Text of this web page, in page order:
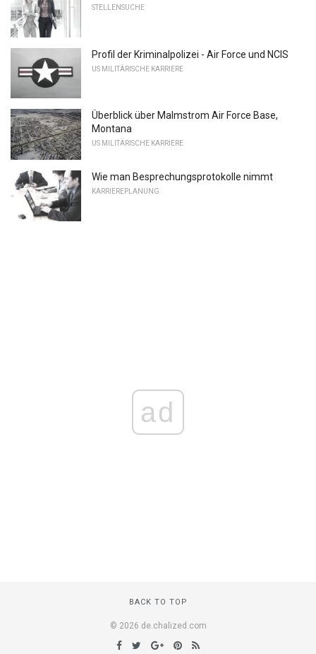
STELLENSUCHE
Profil der Kriminalpolizei - Air Force und NCIS
US MILITÄRISCHE KARRIERE
Überblick über Malmstrom Air Force Base,
Montana
US MILITÄRISCHE KARRIERE
Wie man Besprechungsprotokolle nimmt
KARRIEREPLANUNG
ad
BACK TO TOP
© 2026 de.chalized.com